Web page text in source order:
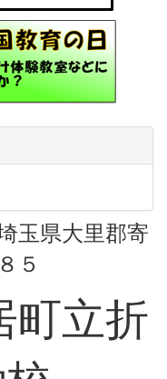
玉県大里郡寄
５
町立折